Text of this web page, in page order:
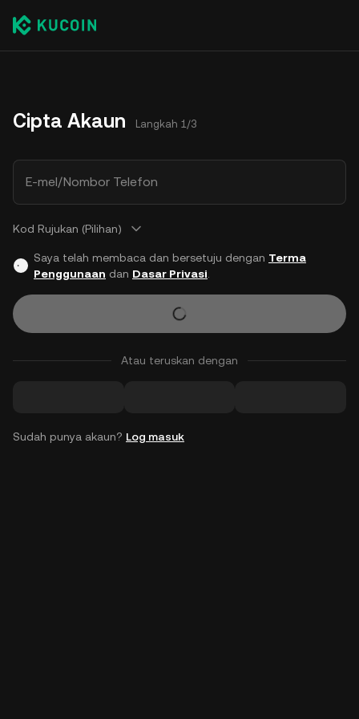
Cipta Akaun Langkah 1/3
E-mel/Nombor Telefon
Kod Rujukan (Pilihan)
Saya telah membaca dan bersetuju dengan Terma
Penggunaan dan Dasar Privasi
Atau teruskan dengan
Sudah punya akaun? Log masuk